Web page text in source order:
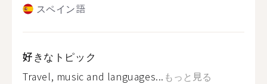
スペイン語
好きなトピック
Travel, music and languages... もっと見る